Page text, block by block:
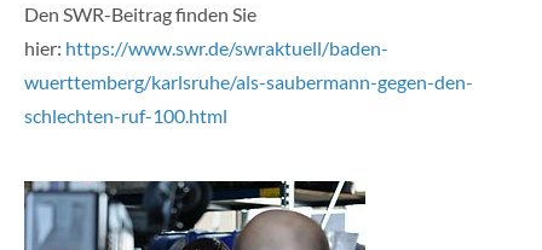
Service
Deutsch
Den SWR-Beitrag finden Sie
hier: https://www.swr.de/swraktuell/baden-
wuerttemberg/karlsruhe/als-saubermann-gegen-den-
schlechten-ruf-100.html